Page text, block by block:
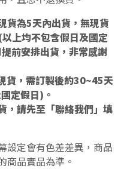
為5天內出貨，無現貨
上均不包含假日及國定
前安排出貨，非常感謝
，需訂製後約30~45天
定假日)。
請先至「聯絡我們」填
設定會有色差差異，商品
商品實品為準。